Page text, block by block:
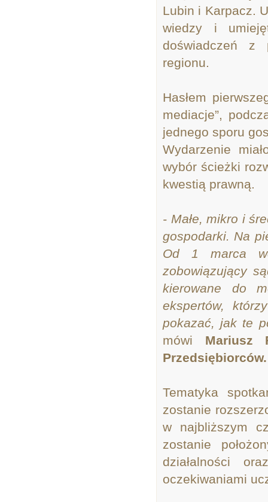
Lubin i Karpacz.
wiedzy i
doświadczeń z
regionu.
Hasłem
mediacje”,
jednego sporu
Wydarzenie
wybór ścieżki
kwestią prawną.
- Małe, mikro i
gospodarki. Na
Od 1 marca
zobowiązujący
kierowane do
ekspertów,
pokazać, jak te
mówi Mariusz
Przedsiębiorców.
Tematyka
zostanie
w najbliższym
zostanie
działalności
oczekiwaniami